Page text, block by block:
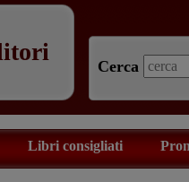
Cerca
Libri consigliati